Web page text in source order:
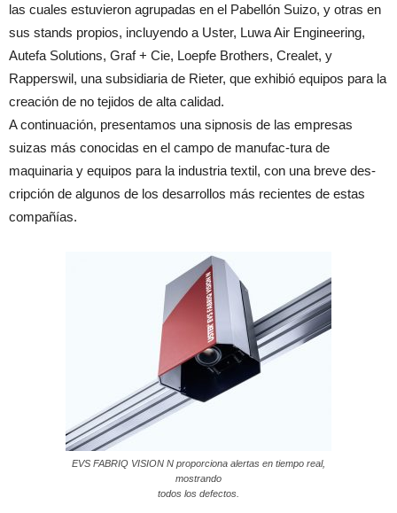
las cuales estuvieron agrupadas en el Pabellón Suizo, y otras en
sus stands propios, incluyendo a Uster, Luwa Air Engineering,
Autefa Solutions, Graf + Cie, Loepfe Brothers, Crealet, y
Rapperswil, una subsidiaria de Rieter, que exhibió equipos para la
creación de no tejidos de alta calidad.
A continuación, presentamos una sipnosis de las empresas
suizas más conocidas en el campo de manufac-tura de
maquinaria y equipos para la industria textil, con una breve des-
cripción de algunos de los desarrollos más recientes de estas
compañías.
EVS FABRIQ VISION N proporciona alertas en tiempo real,
mostrando
todos los defectos.